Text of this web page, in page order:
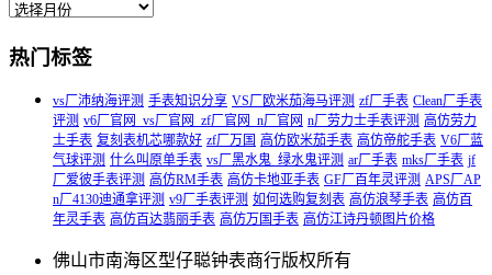
热门标签
vs厂沛纳海评测 手表知识分享 VS厂欧米茄海马评测 zf厂手表 Clean厂手表
评测 v6厂官网_vs厂官网_zf厂官网_n厂官网 n厂劳力士手表评测 高仿劳力
士手表 复刻表机芯哪款好 zf厂万国 高仿欧米茄手表 高仿帝舵手表 V6厂蓝
气球评测 什么叫原单手表 vs厂黑水鬼_绿水鬼评测 ar厂手表 mks厂手表 jf
厂爱彼手表评测 高仿RM手表 高仿卡地亚手表 GF厂百年灵评测 APS厂AP
n厂4130迪通拿评测 v9厂手表评测 如何选购复刻表 高仿浪琴手表 高仿百
年灵手表 高仿百达翡丽手表 高仿万国手表 高仿江诗丹顿图片价格
佛山市南海区型仔聪钟表商行版权所有